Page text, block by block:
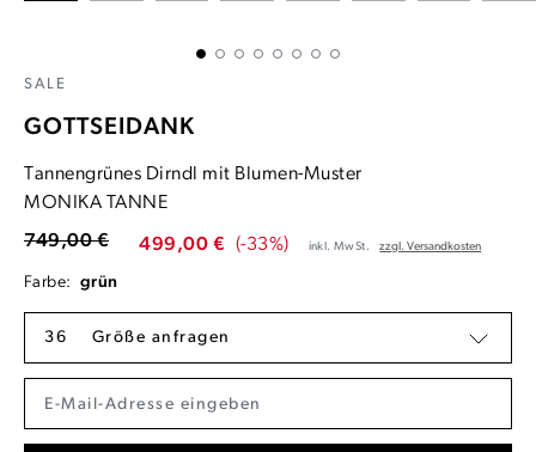
SALE
GOTTSEIDANK
Tannengrünes Dirndl mit Blumen-Muster
MONIKA TANNE
499,00 € (-33%)
749,00 € inkl. MwSt. zzgl. Versandkosten
Farbe: grün
36 Größe anfragen